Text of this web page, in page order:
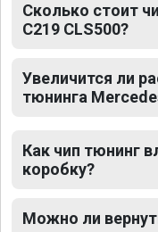
Сколько стоит
C219 CLS500?
Увеличится ли
тюнинга
Как чип тюнинг
коробку?
Можно ли